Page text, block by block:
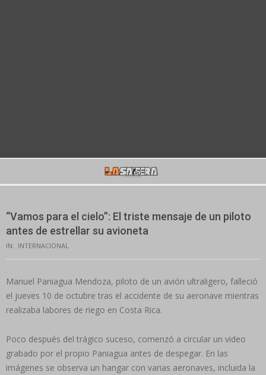
“Vamos para el cielo”: El triste mensaje de un piloto
antes de estrellar su avioneta
IN: INTERNACIONAL
Manuel Paniagua Mendoza, piloto de un avión ultraligero, falleció
el jueves 10 de octubre tras el accidente de su aeronave mientras
realizaba labores de riego en Costa Rica.
Poco después del trágico suceso, comenzó a circular un video
grabado por el propio Paniagua antes de despegar. En las
imágenes se observa un hangar con varias aeronaves, incluida la